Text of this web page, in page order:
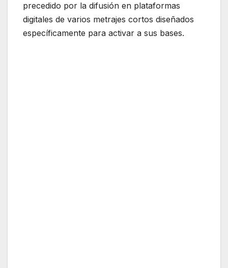
precedido por la difusión en plataformas
digitales de varios metrajes cortos diseñados
específicamente para activar a sus bases.